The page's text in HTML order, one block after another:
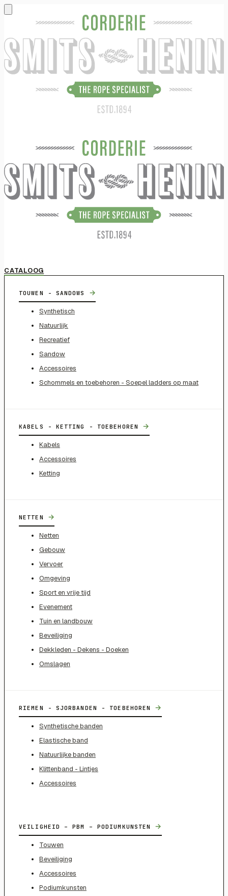
CATALOOG
TOUWEN - SANDOWS →
Synthetisch
Natuurlijk
Recreatief
Sandow
Accessoires
Schommels en toebehoren - Soepel ladders op maat
KABELS - KETTING - TOEBEHOREN →
Kabels
Accessoires
Ketting
NETTEN →
Netten
Gebouw
Vervoer
Omgeving
Sport en vrije tijd
Evenement
Tuin en landbouw
Beveiliging
Dekkleden - Dekens - Doeken
Omslagen
RIEMEN - SJORBANDEN - TOEBEHOREN →
Synthetische banden
Elastische band
Natuurlijke banden
Klittenband - Lintjes
Accessoires
VEILIGHEID – PBM – PODIUMKUNSTEN →
Touwen
Beveiliging
Accessoires
Podiumkunsten